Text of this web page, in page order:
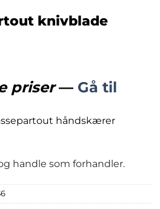
knivblade
priser— Gå til
håndskærer
handle som forhandler.